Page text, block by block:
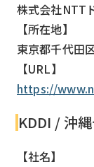
株式会社NTT
【所在地】
東京都千代田
【URL】
https://
KDDI / 沖
【社名】